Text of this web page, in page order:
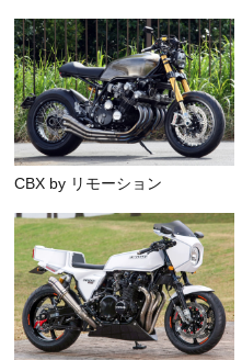
CBX by リモーション